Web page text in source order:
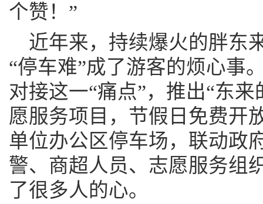
个赞！”
近年来，持续爆火的胖东
“停车难”成了游客的烦心事
对接这一“痛点”，推出“东
愿服务项目，节假日免费开
单位办公区停车场，联动政
警、商超人员、志愿服务组
了很多人的心。